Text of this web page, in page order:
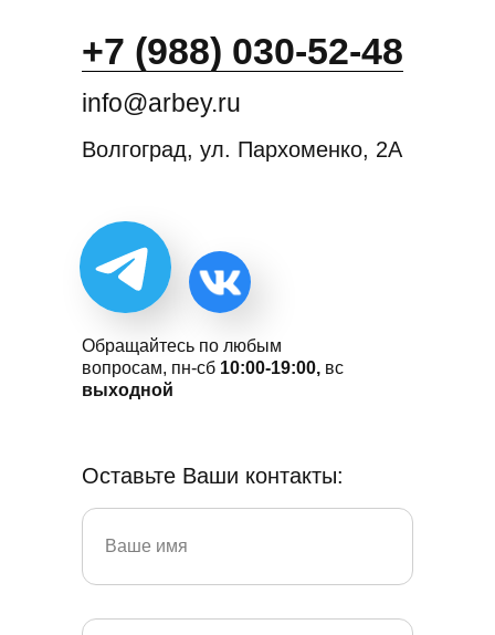
Оставьте Ваши контакты:
+7 (988) 030-52-48
info@arbey.ru
Обращайтесь по любым
вопросам, пн-сб 10:00-19:00, вс
выходной
Волгоград, ул. Пархоменко, 2А